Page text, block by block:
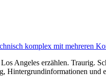
Angeles erzählen. Traurig.
Hintergrundinformationen und